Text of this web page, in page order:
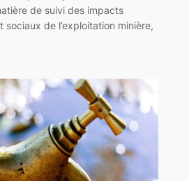
de suivi des impacts
sociaux de l’exploitation minière,